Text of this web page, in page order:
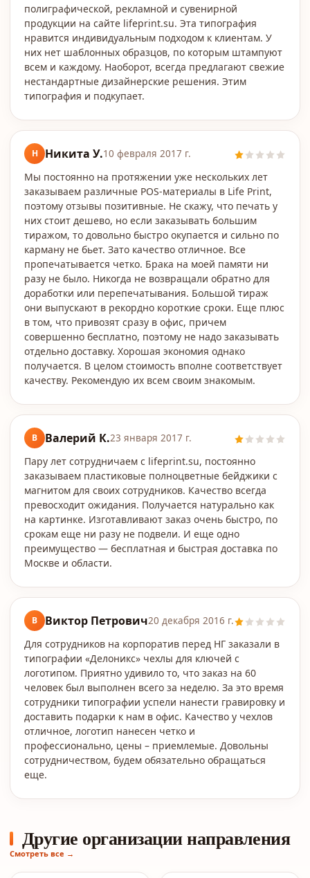
полиграфической, рекламной и сувенирной
продукции на сайте lifeprint.su. Эта типография
нравится индивидуальным подходом к клиентам. У
них нет шаблонных образцов, по которым штампуют
всем и каждому. Наоборот, всегда предлагают свежие
нестандартные дизайнерские решения. Этим
типография и подкупает.
Н Никита У.10 февраля 2017 г.
Мы постоянно на протяжении уже нескольких лет
заказываем различные POS-материалы в Life Print,
поэтому отзывы позитивные. Не скажу, что печать у
них стоит дешево, но если заказывать большим
тиражом, то довольно быстро окупается и сильно по
карману не бьет. Зато качество отличное. Все
пропечатывается четко. Брака на моей памяти ни
разу не было. Никогда не возвращали обратно для
доработки или перепечатывания. Большой тираж
они выпускают в рекордно короткие сроки. Еще плюс
в том, что привозят сразу в офис, причем
совершенно бесплатно, поэтому не надо заказывать
отдельно доставку. Хорошая экономия однако
получается. В целом стоимость вполне соответствует
качеству. Рекомендую их всем своим знакомым.
В Валерий К.23 января 2017 г.
Пару лет сотрудничаем с lifeprint.su, постоянно
заказываем пластиковые полноцветные бейджики с
магнитом для своих сотрудников. Качество всегда
превосходит ожидания. Получается натурально как
на картинке. Изготавливают заказ очень быстро, по
срокам еще ни разу не подвели. И еще одно
преимущество — бесплатная и быстрая доставка по
Москве и области.
В Виктор Петрович20 декабря 2016 г.
Для сотрудников на корпоратив перед НГ заказали в
типографии «Делоникс» чехлы для ключей с
логотипом. Приятно удивило то, что заказ на 60
человек был выполнен всего за неделю. За это время
сотрудники типографии успели нанести гравировку и
доставить подарки к нам в офис. Качество у чехлов
отличное, логотип нанесен четко и
профессионально, цены – приемлемые. Довольны
сотрудничеством, будем обязательно обращаться
еще.
Другие организации направления
Смотреть все →